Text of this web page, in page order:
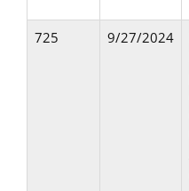
725
9/27/2024